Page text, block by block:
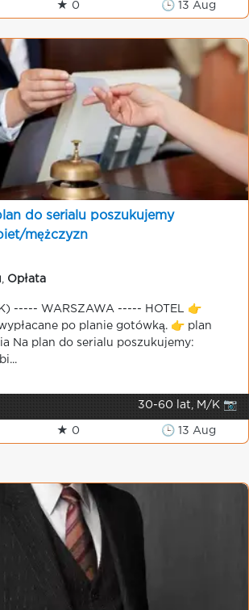
★ 0 🕒 13 Aug
do serialu poszukujemy
mężczyzn
Opłata
----- WARSZAWA ----- HOTEL 👉
po planie gotówką. 👉 plan
Na plan do serialu poszukujemy:
30-60 lat, M/K 📷
★ 0 🕒 13 Aug